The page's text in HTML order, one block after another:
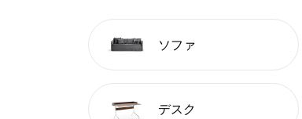
ソファ
デスク